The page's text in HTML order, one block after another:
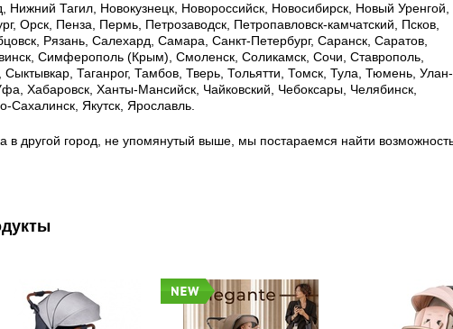
Тагил, Новокузнецк, Новороссийск, Новосибирск, Новый Уренгой,
Орск, Пенза, Пермь, Петрозаводск, Петропавловск-камчатский, Псков,
Рязань, Салехард, Самара, Санкт-Петербург, Саранск, Саратов,
Симферополь (Крым), Смоленск, Соликамск, Сочи, Ставрополь,
Сыктывкар, Таганрог, Тамбов, Тверь, Тольятти, Томск, Тула, Тюмень, Улан-
Хабаровск, Ханты-Мансийск, Чайковский, Чебоксары, Челябинск,
Якутск, Ярославль.
в другой город, не упомянутый выше, мы постараемся найти